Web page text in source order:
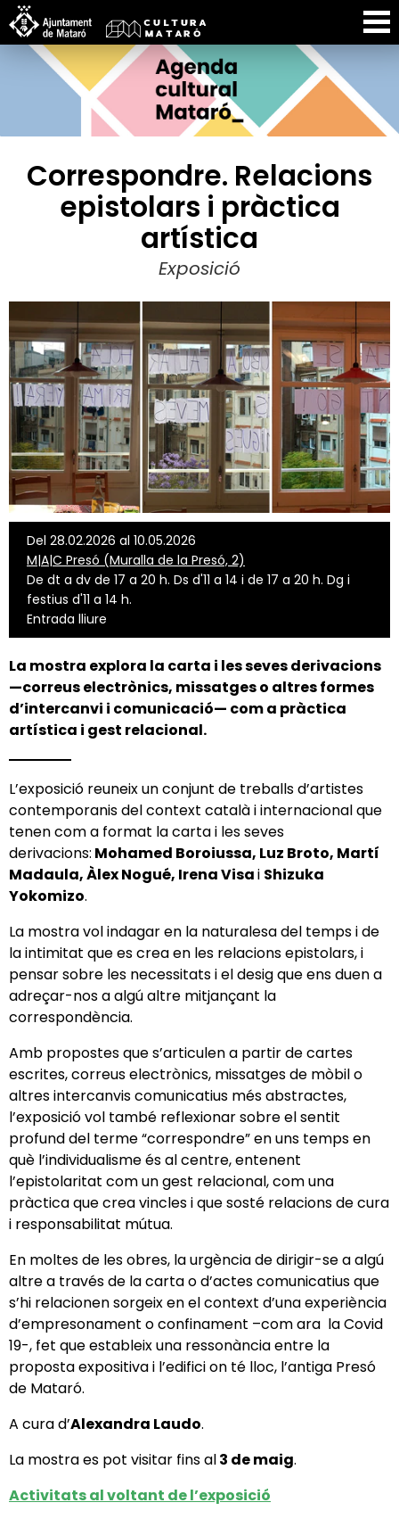
Correspondre. Relacions
epistolars i pràctica
artística
Exposició
Del 28.02.2026 al 10.05.2026
M|A|C Presó (Muralla de la Presó, 2)
De dt a dv de 17 a 20 h. Ds d'11 a 14 i de 17 a 20 h. Dg i
festius d'11 a 14 h.
Entrada lliure
La mostra explora la carta i les seves derivacions
—correus electrònics, missatges o altres formes
d’intercanvi i comunicació— com a pràctica
artística i gest relacional.
L’exposició reuneix un conjunt de treballs d’artistes
contemporanis del context català i internacional que
tenen com a format la carta i les seves
derivacions: Mohamed Boroiussa, Luz Broto, Martí
Madaula, Àlex Nogué, Irena Visai Shizuka
Yokomizo.
La mostra vol indagar en la naturalesa del temps i de
la intimitat que es crea en les relacions epistolars, i
pensar sobre les necessitats i el desig que ens duen a
adreçar-nos a algú altre mitjançant la
correspondència.
Amb propostes que s’articulen a partir de cartes
escrites, correus electrònics, missatges de mòbil o
altres intercanvis comunicatius més abstractes,
l’exposició vol també reflexionar sobre el sentit
profund del terme “correspondre” en uns temps en
què l’individualisme és al centre, entenent
l’epistolaritat com un gest relacional, com una
pràctica que crea vincles i que sosté relacions de cura
i responsabilitat mútua.
En moltes de les obres, la urgència de dirigir-se a algú
altre a través de la carta o d’actes comunicatius que
s’hi relacionen sorgeix en el context d’una experiència
d’empresonament o confinament –com ara la Covid
19-, fet que estableix una ressonància entre la
proposta expositiva i l’edifici on té lloc, l’antiga Presó
de Mataró.
A cura d’Alexandra Laudo.
La mostra es pot visitar fins al3 de maig.
Activitats al voltant de l’exposició